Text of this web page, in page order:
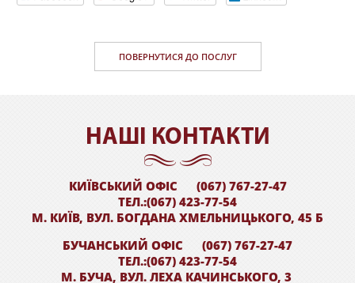
ПОВЕРНУТИСЯ ДО ПОСЛУГ
НАШI КОНТАКТИ
КИЇВСЬКИЙ ОФІС
(067) 767-27-47
ТЕЛ.:(067) 423-77-54
М. КИЇВ, ВУЛ. БОГДАНА ХМЕЛЬНИЦЬКОГО, 45 Б
БУЧАНСЬКИЙ ОФІС
(067) 767-27-47
ТЕЛ.:(067) 423-77-54
М. БУЧА, ВУЛ. ЛЕХА КАЧИНСЬКОГО, 3